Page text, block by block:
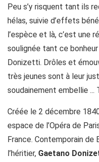
Peu s’y risquent tant ils
hélas, suivie d’effets
l’espèce et là, c’est une
soulignée tant ce
Donizetti. Drôles et
très jeunes sont à leur
soudainement embellie
Créée le 2 décembre
espace de l’Opéra de
France. Contemporain
l’héritier, Gaetano